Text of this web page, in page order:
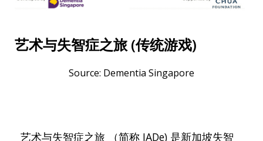
艺术与失智症之旅 (传统游戏)
Source: Dementia Singapore
艺术与失智症之旅 （简称 JADe) 是新加坡失智